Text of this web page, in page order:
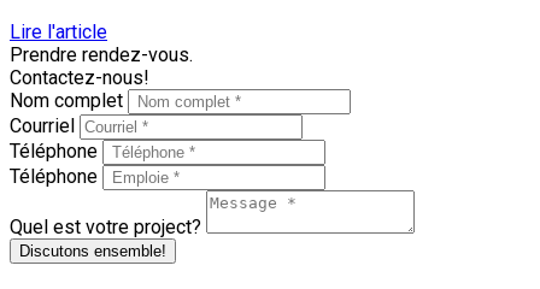
Lire l'article
Prendre rendez-vous.
Contactez-nous!
Nom complet
Courriel
Téléphone
Téléphone
Quel est votre project?
Discutons ensemble!